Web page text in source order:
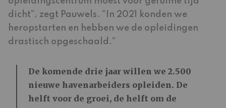
dicht”, zegt Pauwels. “In 2021 konden we
heropstarten en hebben we de opleidingen
drastisch opgeschaald.”
De komende drie jaar willen we 2.500
nieuwe havenarbeiders opleiden. De
helft voor de groei, de helft om de